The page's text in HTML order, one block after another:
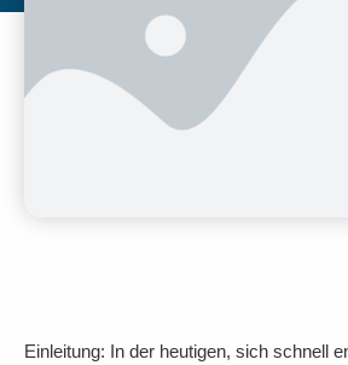
Einleitung: In der heutigen, sich schnell